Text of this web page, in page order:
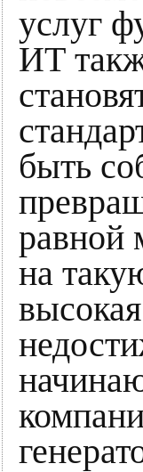
услуг
ИТ
быть
равной
на